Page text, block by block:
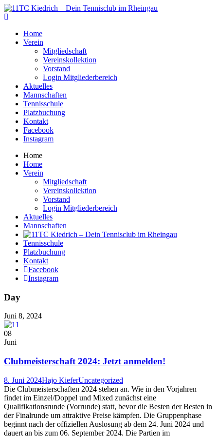
Home
Verein
Mitgliedschaft
Vereinskollektion
Vorstand
Login Mitgliederbereich
Aktuelles
Mannschaften
Tennisschule
Platzbuchung
Kontakt
Facebook
Instagram
Home
Home
Verein
Mitgliedschaft
Vereinskollektion
Vorstand
Login Mitgliederbereich
Aktuelles
Mannschaften
Tennisschule
Platzbuchung
Kontakt
Facebook
Instagram
Day
Juni 8, 2024
08
Juni
Clubmeisterschaft 2024: Jetzt anmelden!
8. Juni 2024Hajo KieferUncategorized
Die Clubmeisterschaften 2024 stehen an. Wie in den Vorjahren
findet im Einzel/Doppel und Mixed zunächst eine
Qualifikationsrunde (Vorrunde) statt, bevor die Besten der Besten in
der Finalrunde um attraktive Preise kämpfen. Die Gruppenphase
beginnt nach der offiziellen Auslosung ab dem 24. Juni 2024 und
dauert an bis zum 06. September 2024. Die Partien im